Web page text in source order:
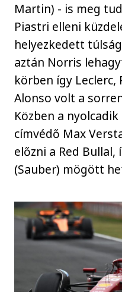
Martin) - is meg
Piastri elleni
helyezkedett
aztán Norris
körben így Leclerc,
Alonso volt a
Közben a
címvédő Max
előzni a Red
(Sauber) mögött